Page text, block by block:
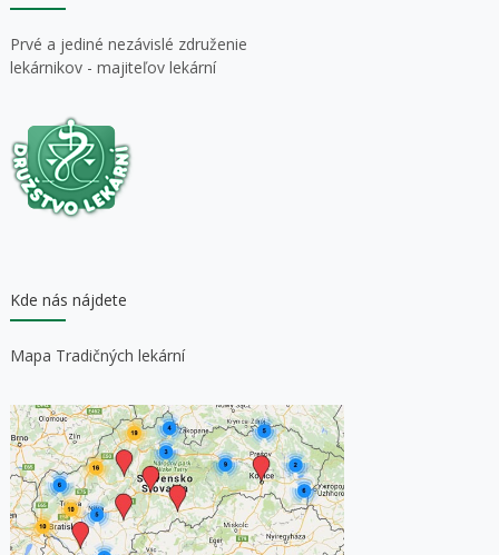
Prvé a jediné nezávislé združenie
lekárnikov - majiteľov lekární
Kde nás nájdete
Mapa Tradičných lekární